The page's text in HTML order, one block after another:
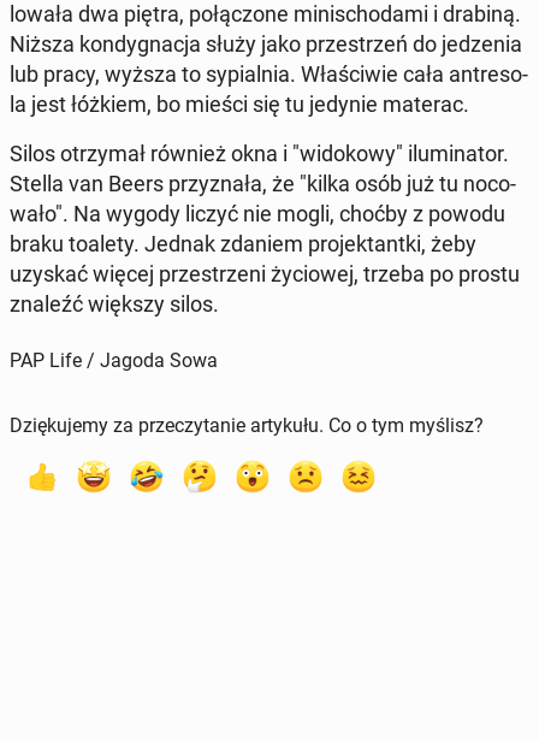
lo­wa­ła dwa piętra, po­łą­czo­ne mi­ni­scho­da­mi i drabiną.
Niższa kon­dy­gna­cja służy jako prze­strzeń do je­dze­nia
lub pracy, wyższa to sy­pial­nia. Wła­ści­wie cała an­tre­so­
la jest łóżkiem, bo mieści się tu jedynie materac.
Silos otrzy­mał również okna i "wi­do­ko­wy" ilu­mi­na­tor.
Stella van Beers przy­zna­ła, że "kilka osób już tu no­co­
wa­ło". Na wygody liczyć nie mogli, choćby z powodu
braku toalety. Jednak zdaniem pro­jek­tant­ki, żeby
uzyskać więcej prze­strze­ni ży­cio­wej, trzeba po prostu
znaleźć większy silos.
PAP Life / Jagoda Sowa
Dziękujemy za przeczytanie artykułu. Co o tym myślisz?